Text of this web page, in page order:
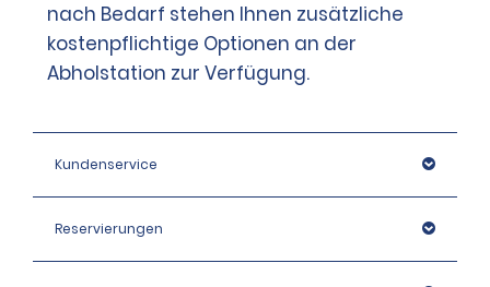
nach Bedarf stehen Ihnen zusätzliche
kostenpflichtige Optionen an der
Abholstation zur Verfügung.
Kundenservice
Reservierungen